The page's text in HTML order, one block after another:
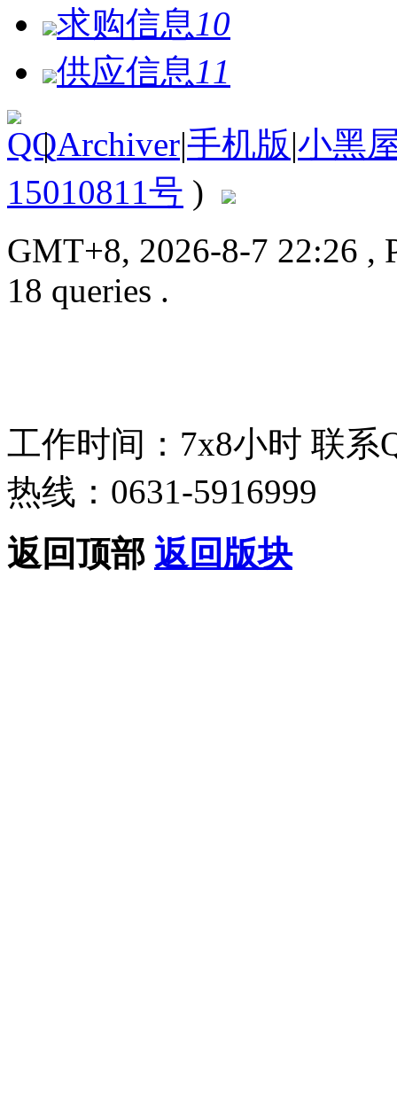
求购信息 10
供应信息 11
| Archiver|手机版|小黑
15010811号 )
GMT+8, 2026-8-7 22:26 ,
18 queries .
工作时间：7x8小时 联系
热线：0631-5916999
返回顶部 返回版块